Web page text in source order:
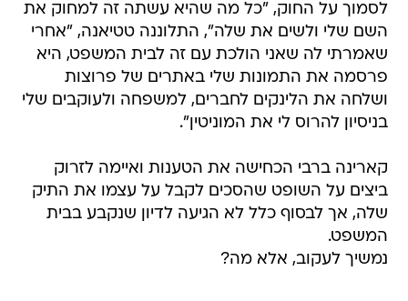
שאמרתי לה שאני הולכת עם זה לבית המשפט, היא
פרסמה את התמונות שלי באתרים של פרוצות
ושלחה את הלינקים לחברים, למשפחה ולעוקבים שלי
בניסיון להרוס לי את המוניטין".
קארינה ברבי הכחישה את הטענות ואיימה לזרוק
שלה, אך לבסוף כלל לא הגיעה לדיון שנקבע בבית
המשפט.
נמשיך לעקוב, אלא מה?